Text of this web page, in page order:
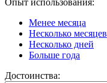
Опыт использования:
Менее месяца
Несколько месяцев
Несколько дней
Больше года
Достоинства: